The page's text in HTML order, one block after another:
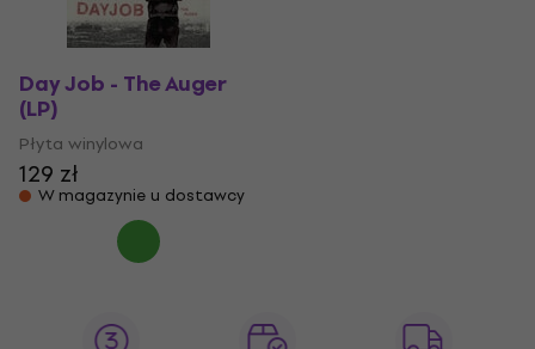
Day Job - The Auger
(LP)
Płyta winylowa
129 zł
W magazynie u dostawcy